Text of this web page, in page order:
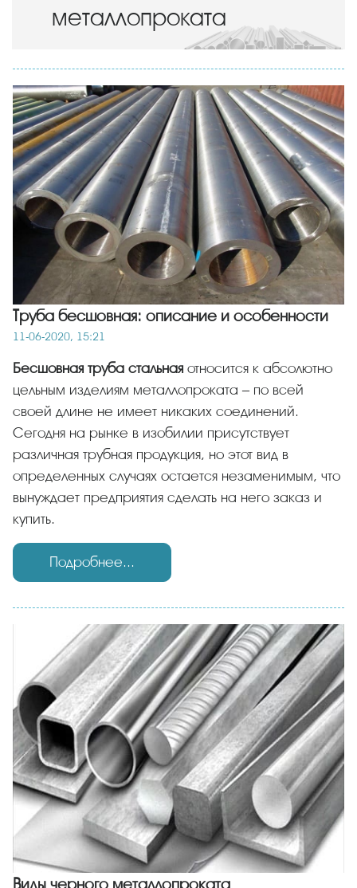
металлопроката
Труба бесшовная: описание и особенности
11-06-2020, 15:21
Бесшовная труба стальная относится к абсолютно
цельным изделиям металлопроката – по всей
своей длине не имеет никаких соединений.
Сегодня на рынке в изобилии присутствует
различная трубная продукция, но этот вид в
определенных случаях остается незаменимым, что
вынуждает предприятия сделать на него заказ и
купить.
Подробнее...
Виды черного металлопроката